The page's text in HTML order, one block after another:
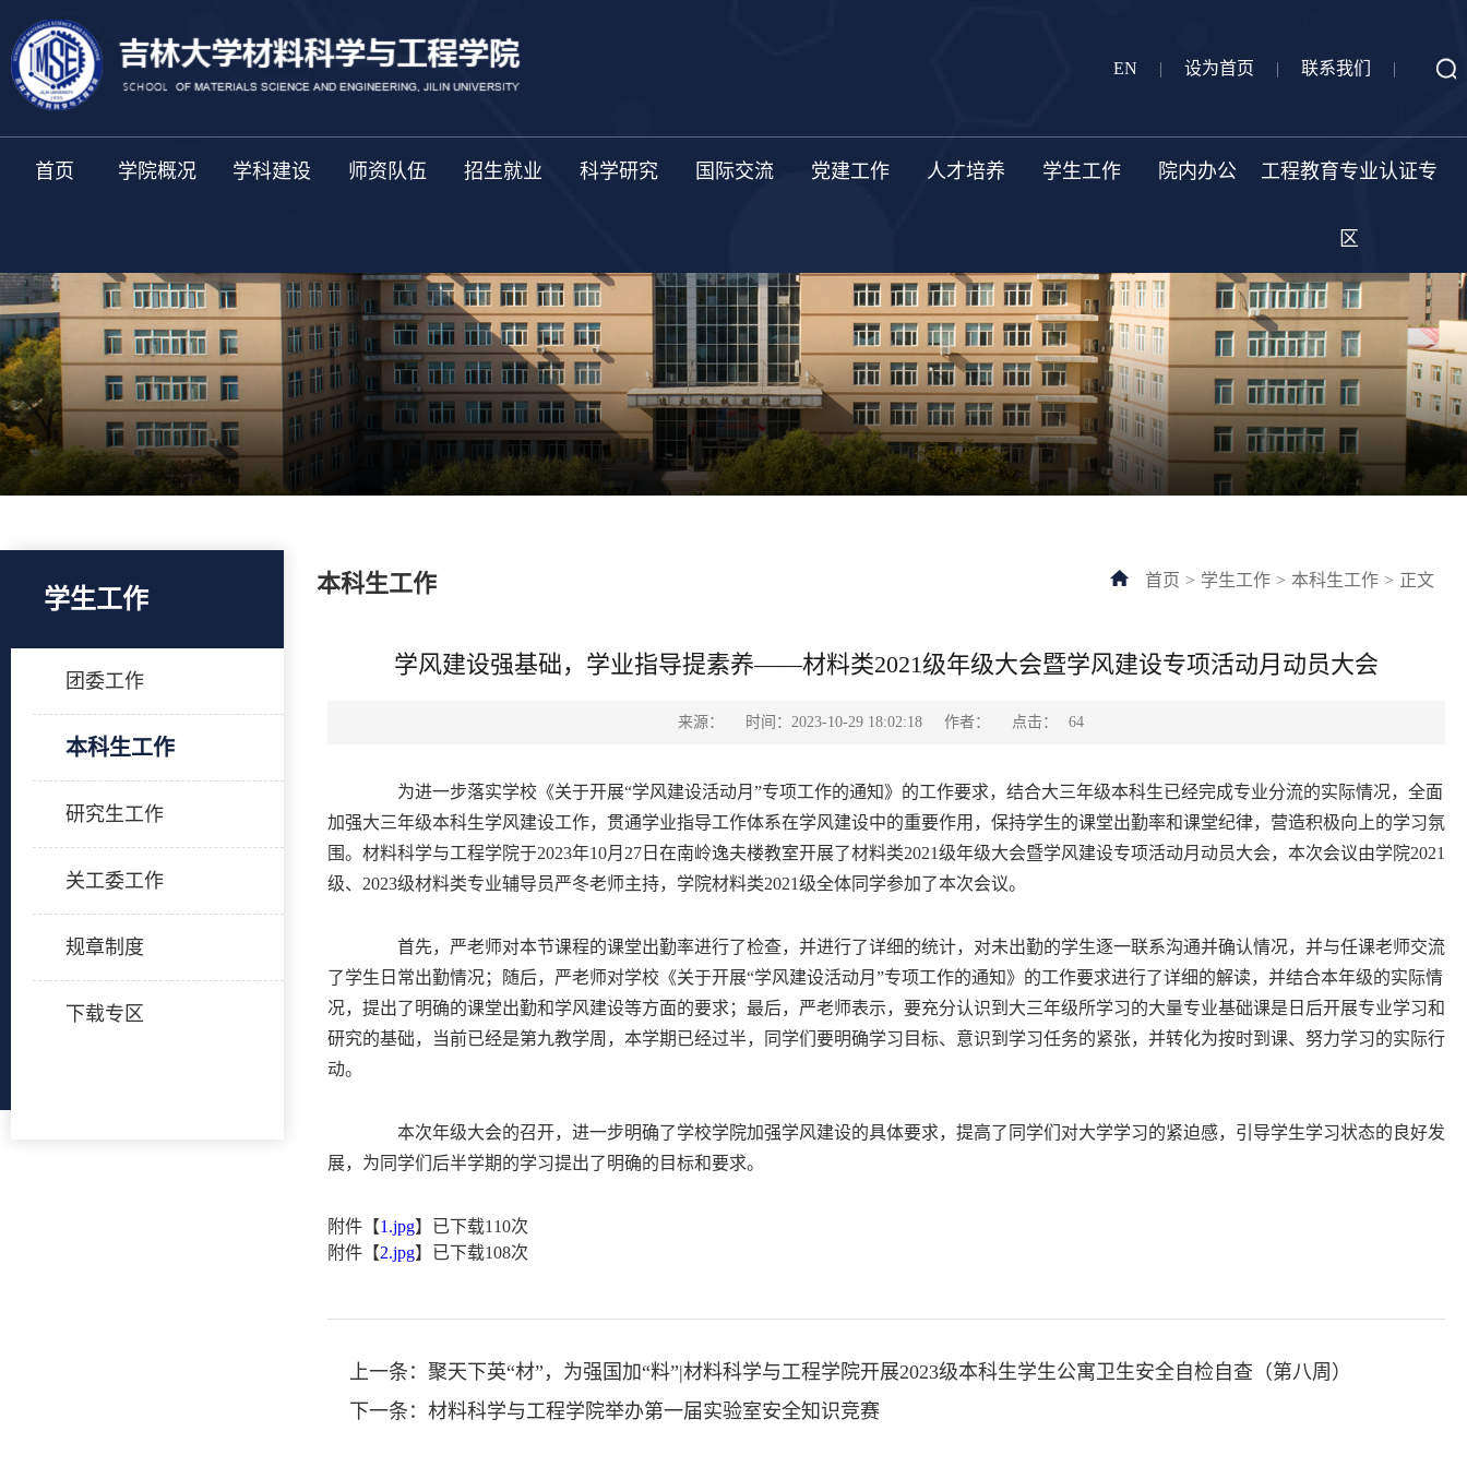
EN | 设为首页 | 联系我们 |
首页 学院概况 学科建设 师资队伍 招生就业 科学研究 国际交流 党建工作 人才培养 学生工作 院内办公 工程教育专业认证专
区
学生工作
团委工作
本科生工作
研究生工作
关工委工作
规章制度
下载专区
本科生工作 首页 > 学生工作 > 本科生工作 > 正文
学风建设强基础，学业指导提素养——材料类2021级年级大会暨学风建设专项活动月动员大会
来源： 时间：2023-10-29 18:02:18 作者： 点击： 64
为进一步落实学校《关于开展“学风建设活动月”专项工作的通知》的工作要求，结合大三年级本科生已经完成专业分流的实际情况，全面
加强大三年级本科生学风建设工作，贯通学业指导工作体系在学风建设中的重要作用，保持学生的课堂出勤率和课堂纪律，营造积极向上的学习氛
围。材料科学与工程学院于2023年10月27日在南岭逸夫楼教室开展了材料类2021级年级大会暨学风建设专项活动月动员大会，本次会议由学院2021
级、2023级材料类专业辅导员严冬老师主持，学院材料类2021级全体同学参加了本次会议。
首先，严老师对本节课程的课堂出勤率进行了检查，并进行了详细的统计，对未出勤的学生逐一联系沟通并确认情况，并与任课老师交流
了学生日常出勤情况；随后，严老师对学校《关于开展“学风建设活动月”专项工作的通知》的工作要求进行了详细的解读，并结合本年级的实际情
况，提出了明确的课堂出勤和学风建设等方面的要求；最后，严老师表示，要充分认识到大三年级所学习的大量专业基础课是日后开展专业学习和
研究的基础，当前已经是第九教学周，本学期已经过半，同学们要明确学习目标、意识到学习任务的紧张，并转化为按时到课、努力学习的实际行
动。
本次年级大会的召开，进一步明确了学校学院加强学风建设的具体要求，提高了同学们对大学学习的紧迫感，引导学生学习状态的良好发
展，为同学们后半学期的学习提出了明确的目标和要求。
附件【1.jpg】已下载110次
附件【2.jpg】已下载108次
上一条： 聚天下英“材”，为强国加“料”|材料科学与工程学院开展2023级本科生学生公寓卫生安全自检自查（第八周）
下一条： 材料科学与工程学院举办第一届实验室安全知识竞赛